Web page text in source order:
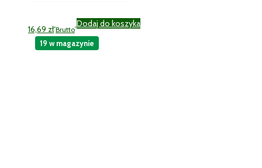
16,69 zł Brutto
Dodaj do koszyka
19 w magazynie